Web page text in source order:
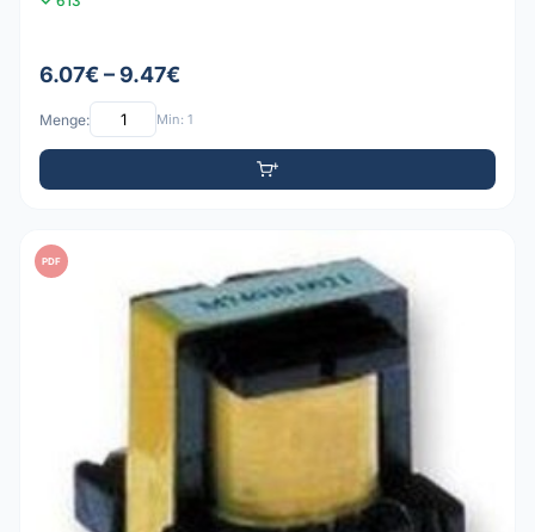
6.07€ – 9.47€
Menge: Min: 1
PDF